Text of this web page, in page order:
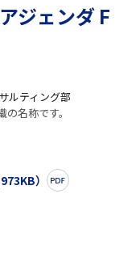
ジェンダ F
ルティング部
名称です。
）